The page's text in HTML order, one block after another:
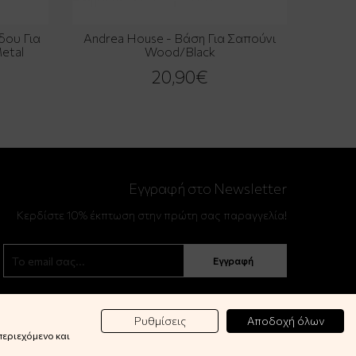
Για
Andrea House - Βάση Για Σαπούνι
Wood/Black
20,90€
Εγγραφή στο Newsletter
Κερδίστε 10% έκπτωση στην πρώτη σας παραγγελία!
Εγγραφή
και
Ρυθμίσεις Αποδοχή όλων